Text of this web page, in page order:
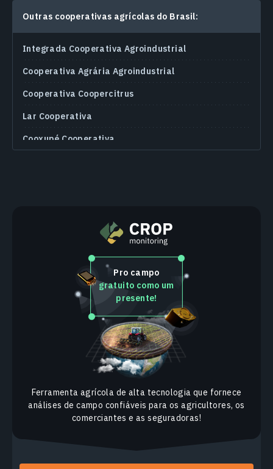
Outras cooperativas agrícolas do Brasil:
Integrada Cooperativa Agroindustrial
Cooperativa Agrária Agroindustrial
Сooperativa Сoopercitrus
Lar Сooperativa
Cooxupé Сooperativa
Сopacol Сooperativa Agroindustrial
Pro campo
gratuito como um
presente!
Ferramenta agrícola de alta tecnologia que fornece
análises de campo confiáveis para os agricultores, os
comerciantes e as seguradoras!